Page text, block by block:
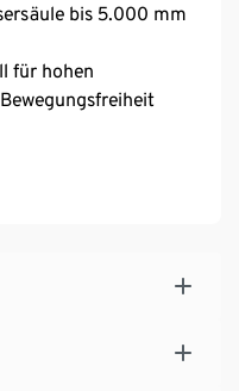
bis 5.000 mm
für hohen
und
rutschhemmender